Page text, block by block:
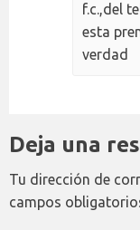
f.c.,del
esta
verdad
Deja una
Tu dirección de
campos